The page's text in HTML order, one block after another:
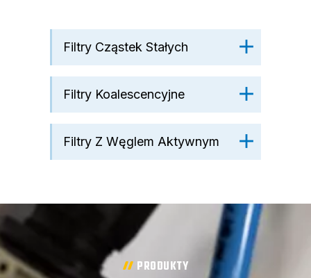
Filtry Cząstek Stałych
Filtry Koalescencyjne
Filtry Z Węglem Aktywnym
PRODUKTY